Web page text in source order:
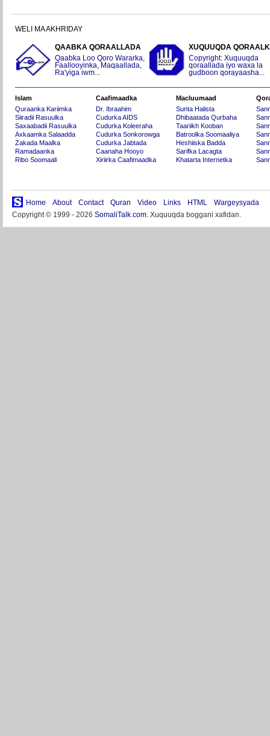
WELI MA AKHRIDAY
QAABKA QORAALLADA
Qaabka Loo Qoro Wararka,
Faallooyinka, Maqaallada,
Ra'yiga iwm...
XUQUUQDA
Copyright: Xuquuqda
qoraallada iyo waxa la
gudboon qorayaasha...
Islam
Quraanka Kariimka
Siiradii Rasuulka
Saxaabadii Rasuulka
Axkaamka Salaadda
Zakada Maalka
Ramadaanka
Ribo Soomaali
Caafimaadka
Dr. Ibraahim
Cudurka AIDS
Cudurka Koleeraha
Cudurka Sonkorowga
Cudurka Jabtada
Caanaha Hooyo
Xiriirka Caafimaadka
Macluumaad
Sunta Halista
Dhibaatada Qurbaha
Taariikh Kooban
Batroolka Soomaaliya
Heshiiska Badda
Sarifka Lacagta
Khatarta Internetka
Home About Contact Quran Video Links HTML
Wargeysyada
Copyright © 1999 - 2026 SomaliTalk.com. Xuquuqda boggani xafidan.